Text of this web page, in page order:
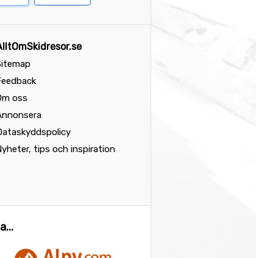
oss
tips och inspiration